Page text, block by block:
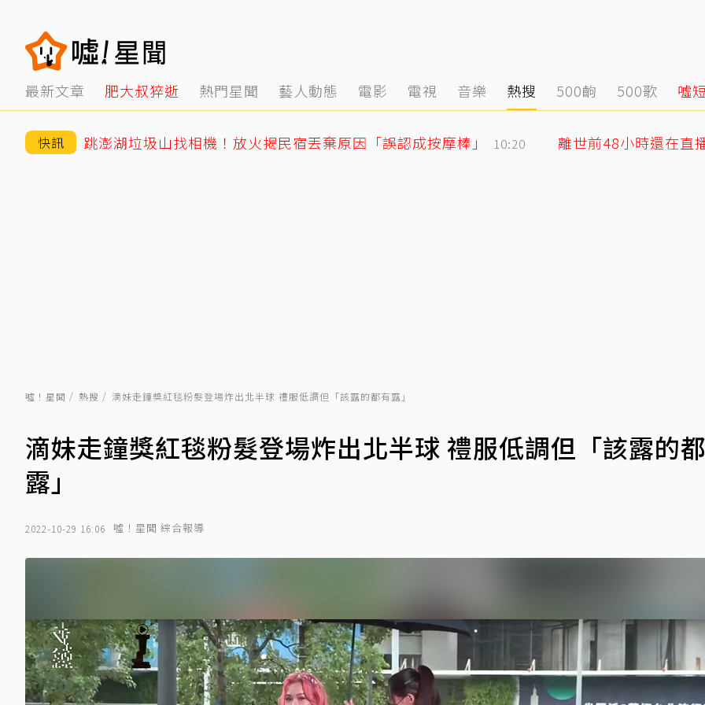
最新文章 肥大叔猝逝 熱門星聞 藝人動態 電影 電視 音樂 熱搜 500齣 500歌 噓
快訊 跳澎湖垃圾山找相機！放火揭民宿丟棄原因「誤認成按摩棒」 10:20
噓！星聞 熱搜 滴妹走鐘獎紅毯粉髮登場炸出北半球 禮服低調但「該露的都有露」
滴妹走鐘獎紅毯粉髮登場炸出北半球 禮服低調但「該露的
露」
2022-10-29 16:06 噓！星聞 綜合報導